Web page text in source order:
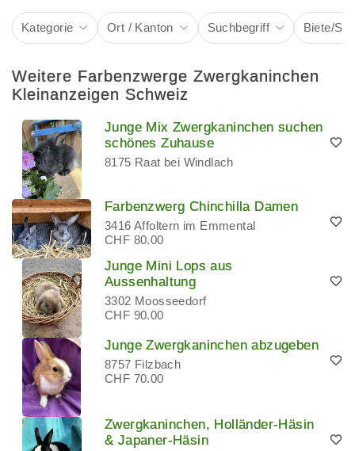
Kategorie Ort / Kanton Suchbegriff Biete/
Weitere Farbenzwerge Zwergkaninchen
Kleinanzeigen Schweiz
Junge Mix Zwergkaninchen suchen
schönes Zuhause
8175 Raat bei Windlach
Farbenzwerg Chinchilla Damen
3416 Affoltern im Emmental
CHF 80.00
Junge Mini Lops aus
Aussenhaltung
3302 Moosseedorf
CHF 90.00
Junge Zwergkaninchen abzugeben
8757 Filzbach
CHF 70.00
Zwergkaninchen, Holländer-Häsin
& Japaner-Häsin